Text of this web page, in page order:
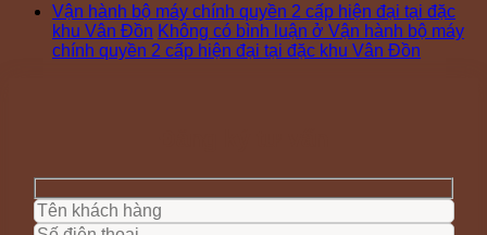
Vận hành bộ máy chính quyền 2 cấp hiện đại tại đặc
khu Vân Đồn Không có bình luận ở Vận hành bộ máy
chính quyền 2 cấp hiện đại tại đặc khu Vân Đồn